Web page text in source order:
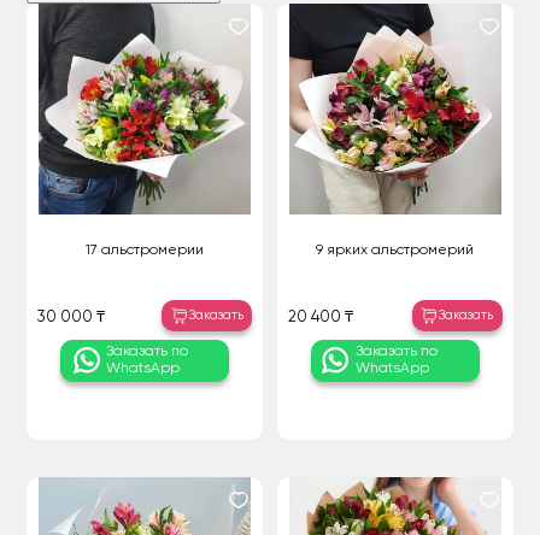
17 альстромерии
30 000 ₸ Заказать
Заказать по
WhatsApp
9 ярких альстромерий
20 400 ₸ Заказать
Заказать по
WhatsApp